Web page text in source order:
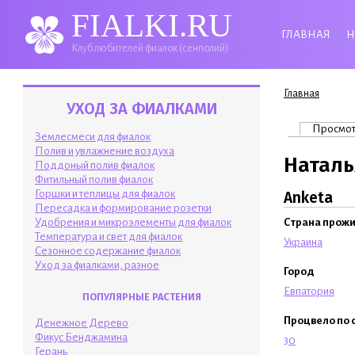
FIALKI.RU
Клуб любителей фиалок (сенполий)
ГЛАВНАЯ
УХОД ЗА ФИАЛКАМИ
Землесмеси для фиалок
Полив и увлажнение воздуха
Поддоный полив фиалок
Фитильный полив фиалок
Горшки и теплицы для фиалок
Пересадка и формирование розетки
Удобрения и микроэлементы для фиалок
Температура и свет для фиалок
Сезонное содержание фиалок
Уход за фиалками, разное
ПОПУЛЯРНЫЕ РАСТЕНИЯ
Денежное Дерево
Фикус Бенджамина
Герань
Вы здесь
Главная
Главные
Anketa
Страна
Украина
Город
Евпатория
Процвело по
30